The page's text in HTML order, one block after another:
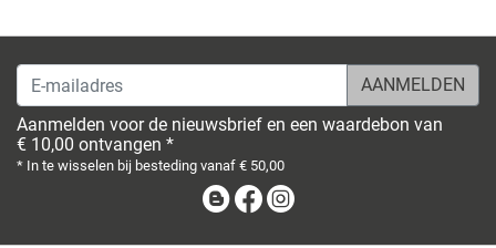
E-mailadres
Aanmelden voor de nieuwsbrief en een waardebon van
€ 10,00 ontvangen *
* In te wisselen bij besteding vanaf € 50,00
BlogFacebook